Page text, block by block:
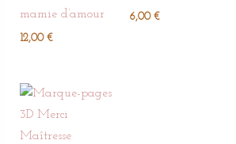
mamie d’amour
12,00 €
6,00€